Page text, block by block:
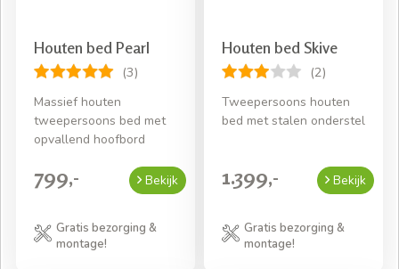
Houten bed Pearl
(3)
Massief houten
tweepersoons bed met
opvallend hoofbord
799,- Bekijk
Gratis bezorging &
montage!
Houten bed Skive
(2)
Tweepersoons houten
bed met stalen onderstel
1.399,- Bekijk
Gratis bezorging &
montage!